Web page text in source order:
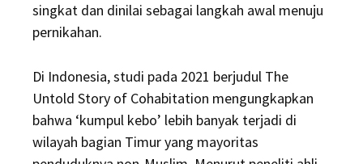
singkat dan dinilai sebagai langkah awal menuju
pernikahan.
Di Indonesia, studi pada 2021 berjudul The
Untold Story of Cohabitation mengungkapkan
bahwa ‘kumpul kebo’ lebih banyak terjadi di
wilayah bagian Timur yang mayoritas